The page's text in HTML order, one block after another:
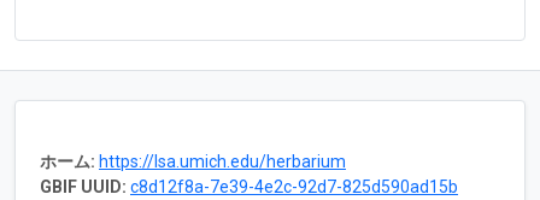
ホーム: https://lsa.umich.edu/herbarium
GBIF UUID: c8d12f8a-7e39-4e2c-92d7-825d590ad15b